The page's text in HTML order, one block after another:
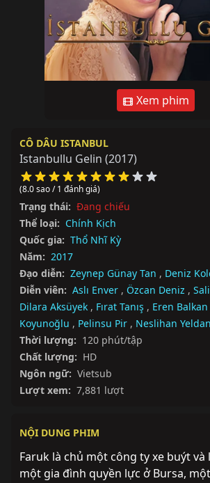
Xem phim
CÔ DÂU ISTANBUL
Istanbullu Gelin (2017)
(8.0 sao / 1 đánh giá)
Trạng thái: Đang chiếu
Thể loại: Chính Kịch
Quốc gia: Thổ Nhĩ Kỳ
Năm: 2017
Đạo diễn: Zeynep Günay Tan , Deniz
Diễn viên: Aslı Enver , Özcan Deniz ,
Dilara Aksüyek , Fırat Tanış , Eren Balkan
Koyunoğlu , Pelinsu Pir , Neslihan Yeldan
Thời lượng: 120 phút/tập
Chất lượng: HD
Ngôn ngữ: Vietsub
Lượt xem: 7,881 lượt
NỘI DUNG PHIM
Faruk là chủ một công ty xe buýt và
một gia đình quyền lực ở Bursa,